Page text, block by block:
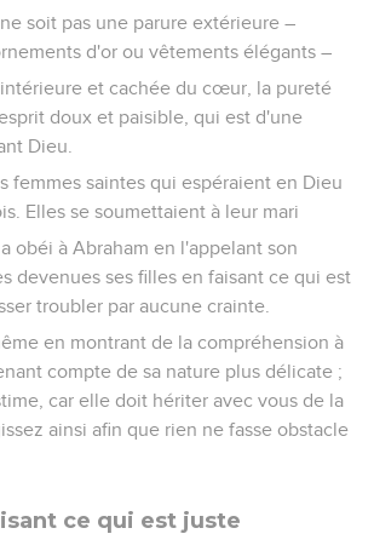
soit pas une parure extérieure –
d'or ou vêtements élégants –
et cachée du cœur, la pureté
doux et paisible, qui est d'une
Dieu.
femmes saintes qui espéraient en Dieu
Elles se soumettaient à leur mari
obéi à Abraham en l'appelant son
devenues ses filles en faisant ce qui est
troubler par aucune crainte.
en montrant de la compréhension à
compte de sa nature plus délicate ;
car elle doit hériter avec vous de la
ainsi afin que rien ne fasse obstacle
ce qui est juste